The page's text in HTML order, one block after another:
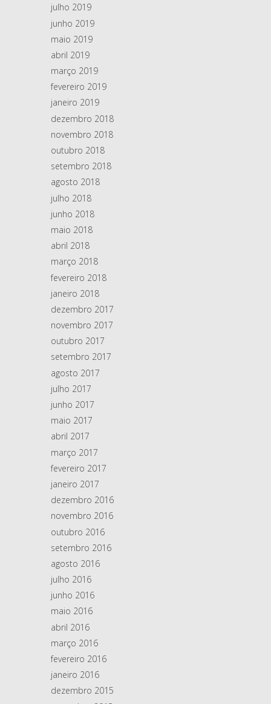
julho 2019
junho 2019
maio 2019
abril 2019
março 2019
fevereiro 2019
janeiro 2019
dezembro 2018
novembro 2018
outubro 2018
setembro 2018
agosto 2018
julho 2018
junho 2018
maio 2018
abril 2018
março 2018
fevereiro 2018
janeiro 2018
dezembro 2017
novembro 2017
outubro 2017
setembro 2017
agosto 2017
julho 2017
junho 2017
maio 2017
abril 2017
março 2017
fevereiro 2017
janeiro 2017
dezembro 2016
novembro 2016
outubro 2016
setembro 2016
agosto 2016
julho 2016
junho 2016
maio 2016
abril 2016
março 2016
fevereiro 2016
janeiro 2016
dezembro 2015